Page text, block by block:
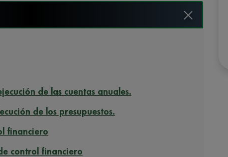
de las cuentas anuales.
de los presupuestos.
financiero
control financiero